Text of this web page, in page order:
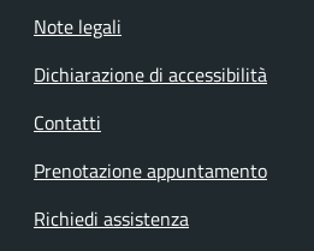
Note legali
Dichiarazione di accessibilità
Contatti
Prenotazione appuntamento
Richiedi assistenza